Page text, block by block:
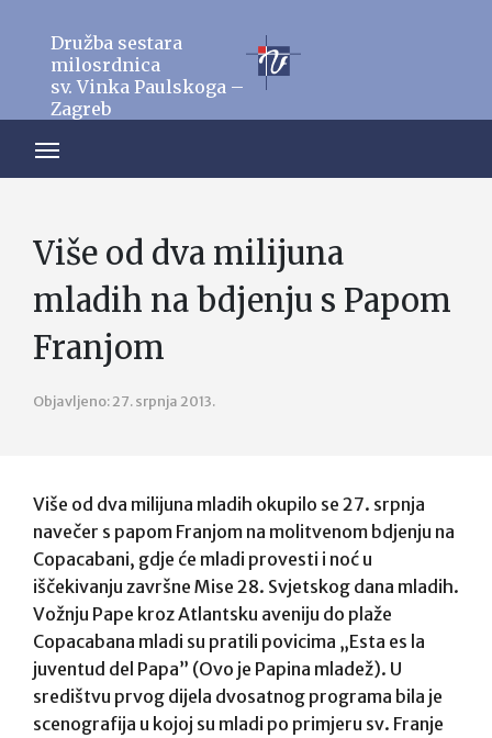
Družba sestara
milosrdnica
sv. Vinka Paulskoga –
Zagreb
Više od dva milijuna
mladih na bdjenju s Papom
Franjom
Objavljeno: 27. srpnja 2013.
Više od dva milijuna mladih okupilo se 27. srpnja
navečer s papom Franjom na molitvenom bdjenju na
Copacabani, gdje će mladi provesti i noć u
iščekivanju završne Mise 28. Svjetskog dana mladih.
Vožnju Pape kroz Atlantsku aveniju do plaže
Copacabana mladi su pratili povicima „Esta es la
juventud del Papa” (Ovo je Papina mladež). U
središtvu prvog dijela dvosatnog programa bila je
scenografija u kojoj su mladi po primjeru sv. Franje